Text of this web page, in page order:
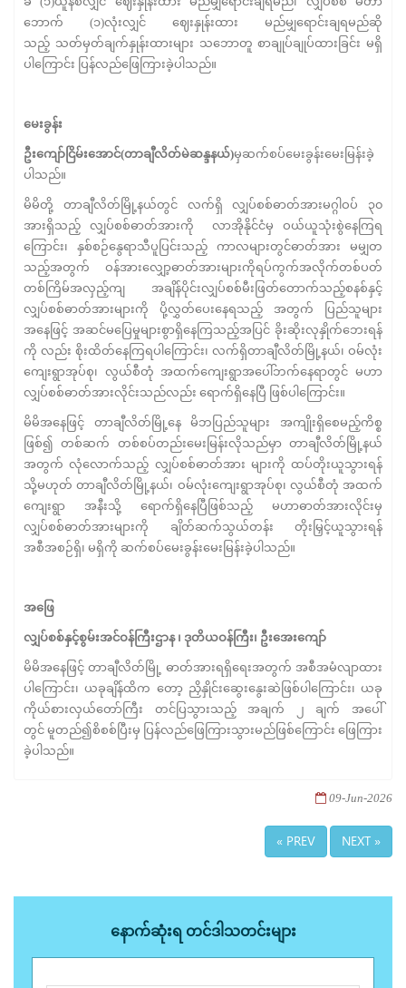
ဘောက် (၁)လုံးလျှင် ဈေးနှုန်းထား မည်မျှရောင်းချရမည်ဆို
သည့် သတ်မှတ်ချက်နှုန်းထားများ သဘောတူ စာချုပ်ချုပ်ထားခြင်း မရှိ
ပါကြောင်း ပြန်လည်ဖြေကြားခဲ့ပါသည်။
မေးခွန်း
ဦးကျော်ငြိမ်းအောင်(တာချီလိတ်မဲဆန္ဒနယ်)မှဆက်စပ်မေးခွန်းမေးမြန်းခဲ့
ပါသည်။
မိမိတို့ တာချီလိတ်မြို့နယ်တွင် လက်ရှိ လျှပ်စစ်ဓာတ်အားမဂ္ဂါဝပ် ၃၀
အားရှိသည့် လျှပ်စစ်ဓာတ်အားကို လာအိုနိုင်ငံမှ ဝယ်ယူသုံးစွဲနေကြရ
ကြောင်း၊ နှစ်စဉ်နွေရာသီပူပြင်းသည့် ကာလများတွင်ဓာတ်အား မမျှတ
သည့်အတွက် ဝန်အားလျှော့ဓာတ်အားများကိုရပ်ကွက်အလိုက်တစ်ပတ်
တစ်ကြိမ်အလှည့်ကျ အချိန်ပိုင်းလျှပ်စစ်မီးဖြတ်တောက်သည့်စနစ်နှင့်
လျှပ်စစ်ဓာတ်အားများကို ပို့လွှတ်ပေးနေရသည့် အတွက် ပြည်သူများ
အနေဖြင့် အဆင်မပြေမှုများစွာရှိနေကြသည့်အပြင် ခိုးဆိုးလုနှိုက်ဘေးရန်
ကို လည်း စိုးထိတ်နေကြရပါကြောင်း၊ လက်ရှိတာချီလိတ်မြို့နယ်၊ ဝမ်လုံး
ကျေးရွာအုပ်စု၊ လွယ်စီတုံ အထက်ကျေးရွာအပေါ်ဘက်နေရာတွင် မဟာ
လျှပ်စစ်ဓာတ်အားလိုင်းသည်လည်း ရောက်ရှိနေပြီ ဖြစ်ပါကြောင်း။
မိမိအနေဖြင့် တာချီလိတ်မြို့နေ မိဘပြည်သူများ အကျိုးရှိစေမည့်ကိစ္စ
ဖြစ်၍ တစ်ဆက် တစ်စပ်တည်းမေးမြန်းလိုသည်မှာ တာချီလိတ်မြို့နယ်
အတွက် လုံလောက်သည့် လျှပ်စစ်ဓာတ်အား များကို ထပ်တိုးယူသွားရန်
သို့မဟုတ် တာချီလိတ်မြို့နယ်၊ ဝမ်လုံးကျေးရွာအုပ်စု၊ လွယ်စီတုံ အထက်
ကျေးရွာ အနီးသို့ ရောက်ရှိနေပြီဖြစ်သည့် မဟာဓာတ်အားလိုင်းမှ
လျှပ်စစ်ဓာတ်အားများကို ချိတ်ဆက်သွယ်တန်း တိုးမြှင့်ယူသွားရန်
အစီအစဉ်ရှိ၊ မရှိကို ဆက်စပ်မေးခွန်းမေးမြန်းခဲ့ပါသည်။
အဖြေ
လျှပ်စစ်နှင့်စွမ်းအင်ဝန်ကြီးဌာန ၊ ဒုတိယဝန်ကြီး၊ ဦးအေးကျော်
မိမိအနေဖြင့် တာချီလိတ်မြို့ ဓာတ်အားရရှိရေးအတွက် အစီအမံလျာထား
ပါကြောင်း၊ ယခုချိန်ထိက တော့ ညှိနှိုင်းဆွေးနွေးဆဲဖြစ်ပါကြောင်း၊ ယခု
ကိုယ်စားလှယ်တော်ကြီး တင်ပြသွားသည့် အချက် ၂ ချက် အပေါ်
တွင် မူတည်၍စိစစ်ပြီးမှ ပြန်လည်ဖြေကြားသွားမည်ဖြစ်ကြောင်း ဖြေကြား
ခဲ့ပါသည်။
09-Jun-2026
« PREV NEXT »
နောက်ဆုံးရ တင်ဒါသတင်းများ